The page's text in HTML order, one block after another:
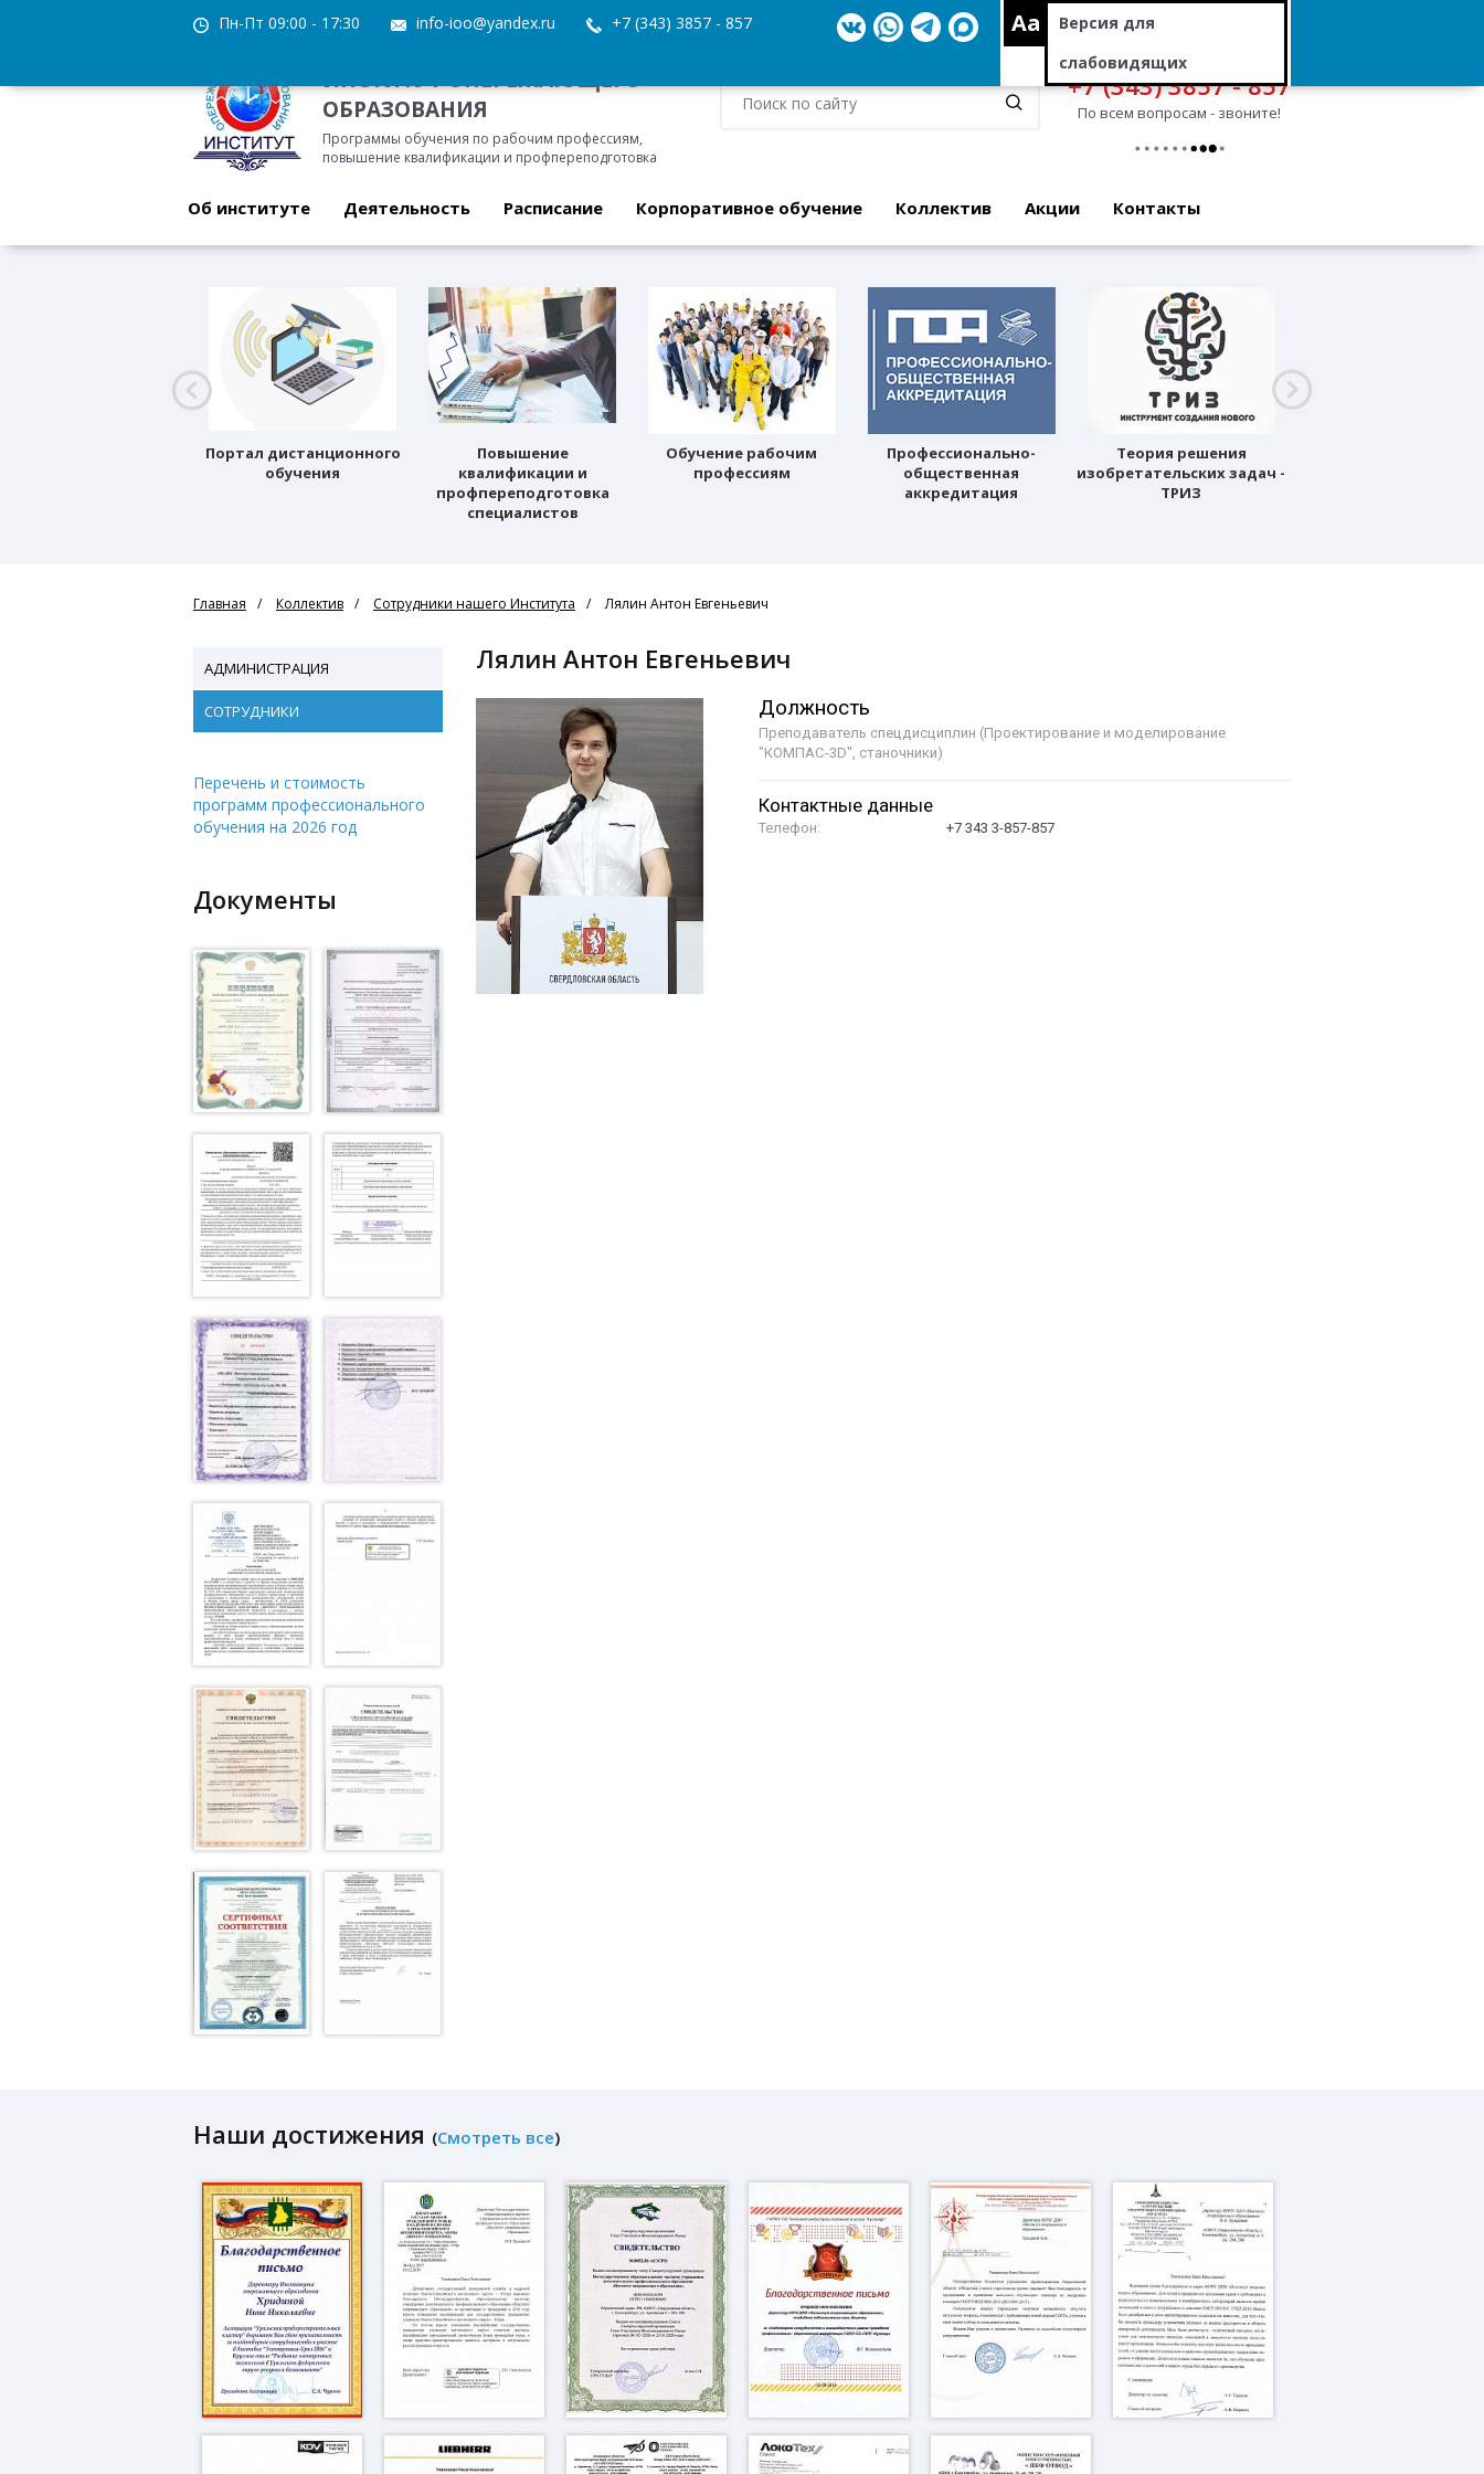
Пн-Пт 09:00 - 17:30 info-ioo@yandex.ru +7 (343) 3857 - 857 Aa
Версия для
слабовидящих
ИНСТИТУТ ОПЕРЕЖАЮЩЕГО
ОБРАЗОВАНИЯ
Программы обучения по рабочим профессиям,
повышение квалификации и профпереподготовка
+7 (343) 3857 - 857
По всем вопросам - звоните!
Об институте Деятельность Расписание Корпоративное обучение Коллектив Акции Контакты
Портал дистанционного
обучения
Повышение
квалификации и
профпереподготовка
специалистов
Обучение рабочим
профессиям
Профессионально-
общественная
аккредитация
Теория решения
изобретательских задач -
ТРИЗ
Главная Коллектив Сотрудники нашего Института Лялин Антон Евгеньевич
АДМИНИСТРАЦИЯ
СОТРУДНИКИ
Перечень и стоимость
программ профессионального
обучения на 2026 год
Документы
Лялин Антон Евгеньевич
Должность
Преподаватель спецдисциплин (Проектирование и моделирование
"КОМПАС-3D", станочники)
Контактные данные
Телефон: +7 343 3-857-857
Наши достижения (Смотреть все)